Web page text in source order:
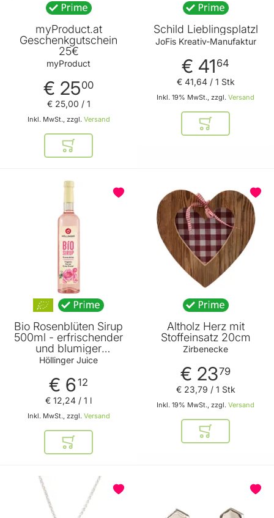
myProduct.at
Geschenkgutschein
25€
myProduct
€ 2500
Inkl. MwSt., zzgl. Versand
€ 25,00 / 1
In den Warenkorb
Schild Lieblingsplatzl
JoFis Kreativ-Manufaktur
€ 41 64
Inkl. 19% MwSt., zzgl. Versand
€ 41,64/ 1 Stk
In den
Bio Rosenblüten Sirup
500ml - erfrischender
und blumiger
Geschmack - perfekt
der Glasflasche von
Höllinger Juice
Höllinger Juice
€ 612
Inkl. MwSt., zzgl. Versand
€ 12,24 / 1 l
In den Warenkorb
Altholz Herz mit
Stoffeinsatz 20cm
Zirbenecke
€ 2379
Inkl. 19% MwSt., zzgl. Versand
€ 23,79 / 1 Stk
In den